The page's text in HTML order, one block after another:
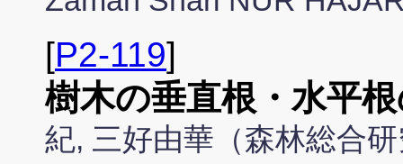
[P2-119]
樹木の垂直根・水平
紀, 三好由華（森林総合